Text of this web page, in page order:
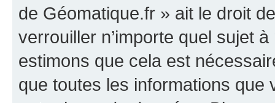
de Géomatique.fr » ait le droit
verrouiller n’importe quel sujet
estimons que cela est
que toutes les informations